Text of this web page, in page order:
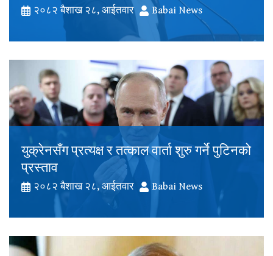
२०८२ बैशाख २८, आईतवार Babai News
युक्रेनसँग प्रत्यक्ष र तत्काल वार्ता शुरु गर्ने पुटिनको
प्रस्ताव
२०८२ बैशाख २८, आईतवार Babai News